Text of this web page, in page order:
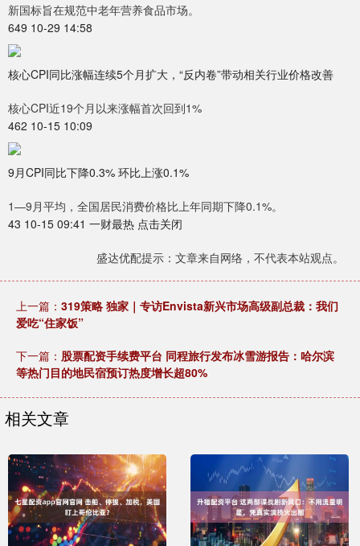
新国标旨在规范中老年营养食品市场。
649 10-29 14:58
核心CPI同比涨幅连续5个月扩大，“反内卷”带动相关行业价格改善
核心CPI近19个月以来涨幅首次回到1%
462 10-15 10:09
9月CPI同比下降0.3% 环比上涨0.1%
1—9月平均，全国居民消费价格比上年同期下降0.1%。
43 10-15 09:41 一财最热 点击关闭
盛达优配提示：文章来自网络，不代表本站观点。
上一篇： 319策略 独家｜专访Envista新兴市场高级副总裁：我们
爱吃“住家饭”
下一篇： 股票配资手续费平台 同程旅行发布冰雪游报告：哈尔滨
等热门目的地民宿预订热度增长超80%
相关文章